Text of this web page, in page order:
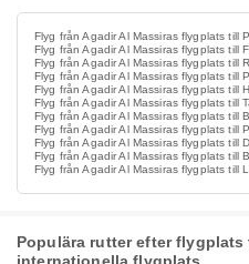
Flyg från Agadir Al Massiras flygplats till
Flyg från Agadir Al Massiras flygplats till
Flyg från Agadir Al Massiras flygplats till
Flyg från Agadir Al Massiras flygplats till
Flyg från Agadir Al Massiras flygplats till
Flyg från Agadir Al Massiras flygplats till
Flyg från Agadir Al Massiras flygplats till
Flyg från Agadir Al Massiras flygplats till
Flyg från Agadir Al Massiras flygplats till
Flyg från Agadir Al Massiras flygplats till
Flyg från Agadir Al Massiras flygplats till
Populära rutter efter flygplats